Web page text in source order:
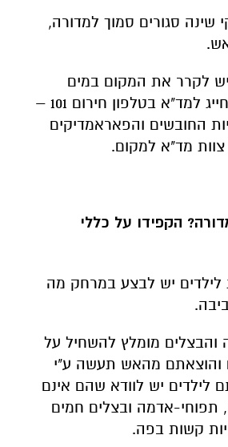
שינה סגורים סמוך למדורה,
לקרר את המקום במים
פושרים זורמים ולחייג למד"א בטלפון חירום 101 –
החובשים והפאראמדיקים
מד"א למקום.
הקפידו על כללי
לילדים יש לבצע במרחק מה
מומלץ להשחיל על
והוצאתם מהאש תעשה ע"י
לילדים יש לוודא שהם אינם
תפוחי-אדמה ובצלים חמים
קשות בפה.